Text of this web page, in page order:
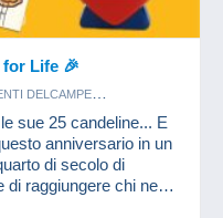
for Life 🎉
DELCAMPE
MONETE & BANCONOTE
sue 25 candeline... E
anniversario in un
di secolo di
di raggiungere chi ne